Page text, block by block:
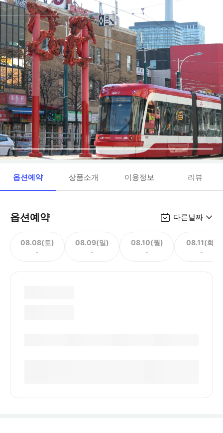
옵션예약 상품소개 이용정보 리뷰
옵션예약 다른날짜
08.08(토)
-
08.09(일)
-
08.10(월)
-
08.11(화)
-